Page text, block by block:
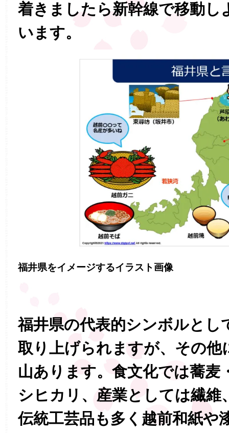
着きましたら新幹線で移動し
います。
福井県をイメージするイラスト画像
福井県の代表的シンボルとし
取り上げられますが、その他
山あります。食文化では蕎麦
シヒカリ、産業としては繊維
伝統工芸品も多く越前和紙や